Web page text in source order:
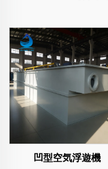
凹型空気浮遊機